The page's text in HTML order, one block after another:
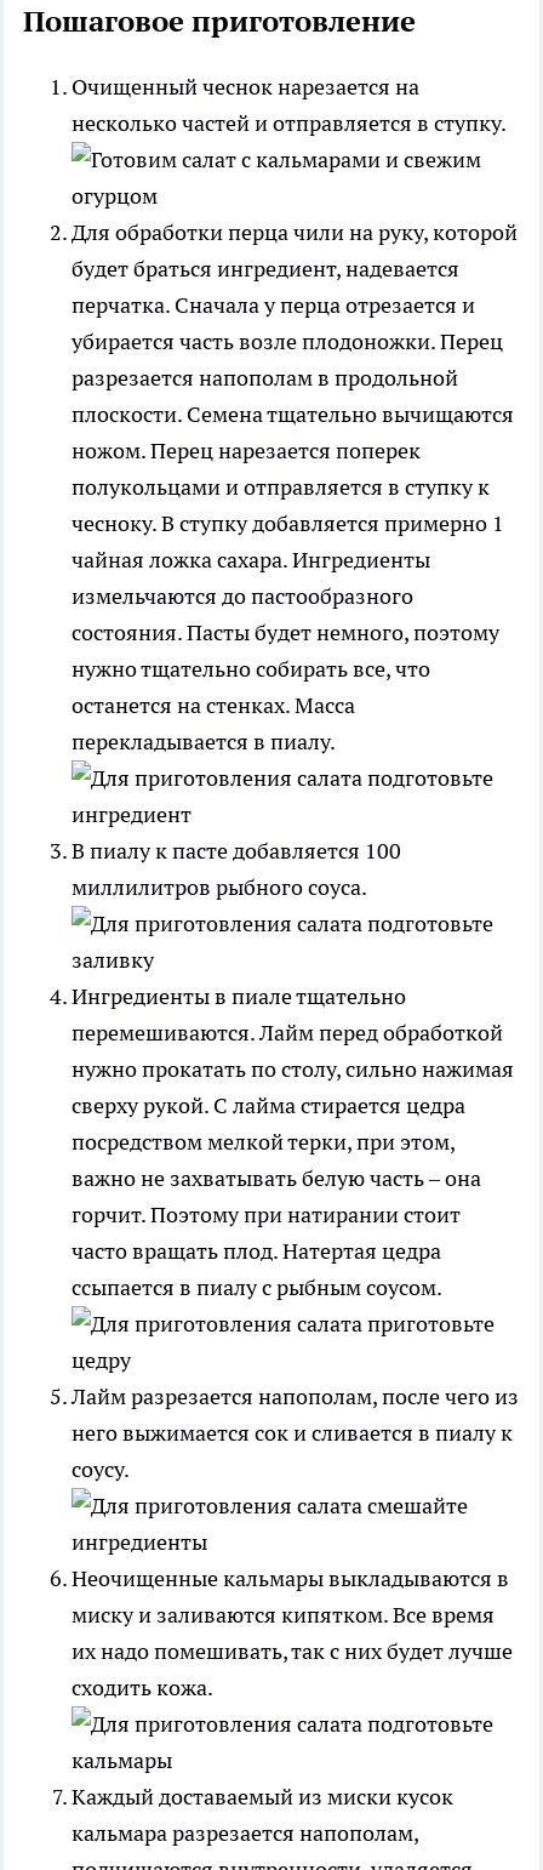
Пошаговое приготовление
Очищенный чеснок нарезается на
несколько частей и отправляется в ступку.
Для обработки перца чили на руку, которой
будет браться ингредиент, надевается
перчатка. Сначала у перца отрезается и
убирается часть возле плодоножки. Перец
разрезается напополам в продольной
плоскости. Семена тщательно вычищаются
ножом. Перец нарезается поперек
полукольцами и отправляется в ступку к
чесноку. В ступку добавляется примерно 1
чайная ложка сахара. Ингредиенты
измельчаются до пастообразного
состояния. Пасты будет немного, поэтому
нужно тщательно собирать все, что
останется на стенках. Масса
перекладывается в пиалу.
В пиалу к пасте добавляется 100
миллилитров рыбного соуса.
Ингредиенты в пиале тщательно
перемешиваются. Лайм перед обработкой
нужно прокатать по столу, сильно нажимая
сверху рукой. С лайма стирается цедра
посредством мелкой терки, при этом,
важно не захватывать белую часть – она
горчит. Поэтому при натирании стоит
часто вращать плод. Натертая цедра
ссыпается в пиалу с рыбным соусом.
Лайм разрезается напополам, после чего из
него выжимается сок и сливается в пиалу к
соусу.
Неочищенные кальмары выкладываются в
миску и заливаются кипятком. Все время
их надо помешивать, так с них будет лучше
сходить кожа.
Каждый доставаемый из миски кусок
кальмара разрезается напополам,